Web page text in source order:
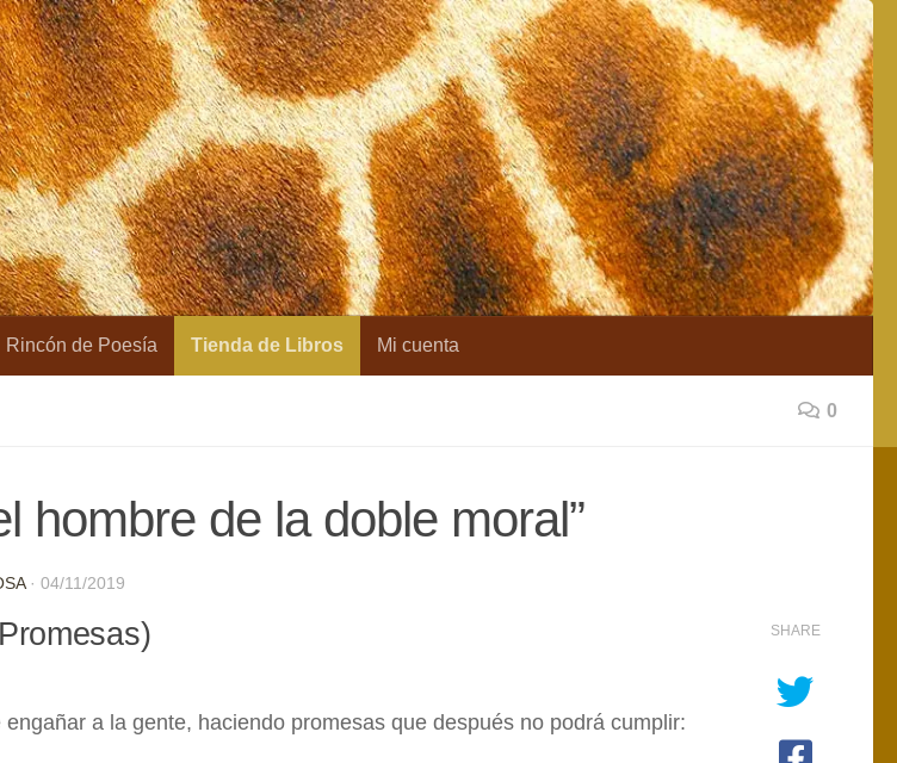
Rincón de Poesía Tienda de Libros Mi cuenta
0
hombre de la doble moral”
· 04/11/2019
a la gente, haciendo promesas que después no podrá cumplir:
SHARE